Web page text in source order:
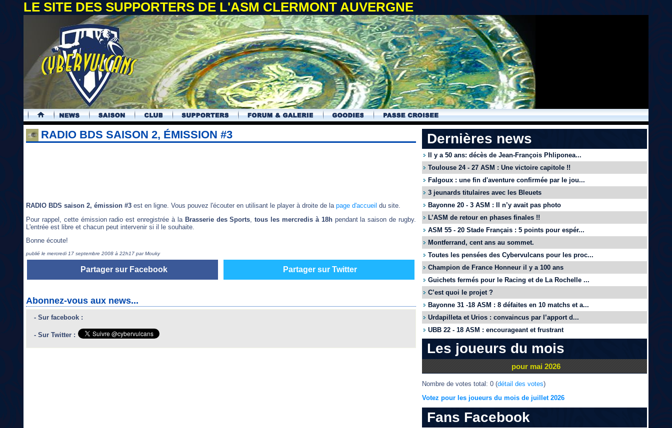
LE SITE DES SUPPORTERS DE L'ASM CLERMONT AUVERGNE
.
RADIO BDS SAISON 2, ÉMISSION #3
RADIO BDS saison 2, émission #3 est en ligne. Vous pouvez l'écouter en utilisant le player à droite de la page d'accueil du site.
Pour rappel, cette émission radio est enregistrée à la Brasserie des Sports ,tous les mercredis à 18hpendant la saison de rugby.
L'entrée est libre et chacun peut intervenir si il le souhaite.
Bonne écoute!
publié le mercredi 17 septembre 2008 à 22h17 par Mouky
Partager sur Facebook Partager sur Twitter
Abonnez-vous aux news...
- Sur facebook :
- Sur Twitter :
Dernières news
Il y a 50 ans: décès de Jean-François Phliponea...
Toulouse 24 - 27 ASM : Une victoire capitole !!
Falgoux : une fin d'aventure confirmée par le jou...
3 jeunards titulaires avec les Bleuets
Bayonne 20 - 3 ASM : Il n’y avait pas photo
L’ASM de retour en phases finales !!
ASM 55 - 20 Stade Français : 5 points pour espér...
Montferrand, cent ans au sommet.
Toutes les pensées des Cybervulcans pour les proc...
Champion de France Honneur il y a 100 ans
Guichets fermés pour le Racing et de La Rochelle ...
C’est quoi le projet ?
Bayonne 31 -18 ASM : 8 défaites en 10 matchs et a...
Urdapilleta et Urios : convaincus par l’apport d...
UBB 22 - 18 ASM : encourageant et frustrant
Les joueurs du mois
pour mai 2026
Nombre de votes total: 0 (détail des votes)
Votez pour les joueurs du mois de juillet 2026
Fans Facebook